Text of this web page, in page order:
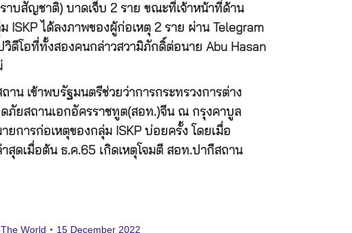
าบสัญชาติ) บาดเจ็บ 2 ราย ขณะที่เจ้าหน้าที่ด้าน
ISKP ได้ลงภาพของผู้ก่อเหตุ 2 ราย ผ่าน Telegram
ดีโอที่ทั้งสองคนกล่าวสวามิภักดิ์ต่อนาย Abu Hasan
น เข้าพบรัฐมนตรีช่วยว่าการกระทรวงการต่าง
ภัยสถานเอกอัครราชทูต(สอท.)จีน ณ กรุงคาบูล
ยการก่อเหตุของกลุ่ม ISKP บ่อยครั้ง โดยเมื่อ
สุดเมื่อต้น ธ.ค.65 เกิดเหตุโจมตี สอท.ปากีสถาน
World 15 December 2022